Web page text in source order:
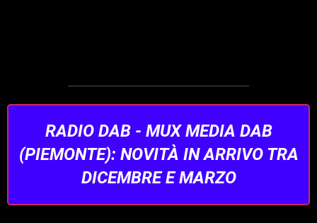
RADIO DAB - MUX MEDIA DAB
(PIEMONTE): NOVITÀ IN ARRIVO TRA
DICEMBRE E MARZO